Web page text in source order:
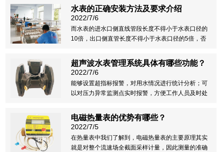
储，从而根据居住者的需求，将用水数据显示出来。
水表的正确安装方法及要求介绍
2022/7/6
而水表的进水口侧直线管段长度不得小于水表口径的
10倍，出口侧直管长度不得小于水表口径的5倍，否
避免水表安装倾斜，因为会造成叶轮轴与上夹板衬
套、*与叶轮衬套、齿轮轴与夹板间阻力增大，有时还
超声波水表管理系统具体有哪些功能？
2022/7/6
能够设置超指标报警，对用水情况进行统计分析；可
以对压力异常监测点实时报警，方便工作人员及时处
时定制各类报表，并支持报表中嵌入图表功能；还可
以对用水单位的基础资料进行管理，例如户名、地
电磁热量表的优势有哪些？
2022/7/5
在热量表中我们了解到，电磁热量表的主要原理其实
就是对整个流速场全截面采样计量，因此测量的准确